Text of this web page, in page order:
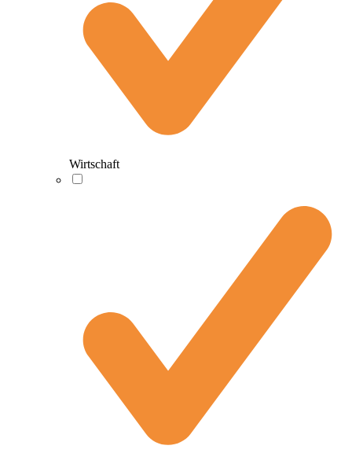
Wirtschaft